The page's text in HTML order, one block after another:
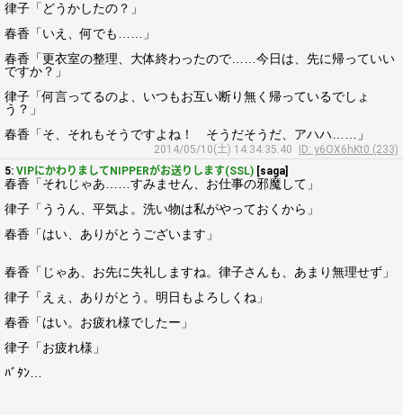
律子「どうかしたの？」
春香「いえ、何でも……」
春香「更衣室の整理、大体終わったので……今日は、先に帰っていい
ですか？」
律子「何言ってるのよ、いつもお互い断り無く帰っているでしょ
う？」
春香「そ、それもそうですよね！ そうだそうだ、アハハ……」
2014/05/10(土) 14:34:35.40
ID: y6OX6hKt0 (233)
5: VIPにかわりましてNIPPERがお送りします(SSL) [saga]
春香「それじゃあ……すみません、お仕事の邪魔して」
律子「ううん、平気よ。洗い物は私がやっておくから」
春香「はい、ありがとうございます」
春香「じゃあ、お先に失礼しますね。律子さんも、あまり無理せず」
律子「えぇ、ありがとう。明日もよろしくね」
春香「はい。お疲れ様でしたー」
律子「お疲れ様」
ﾊﾞﾀﾝ…